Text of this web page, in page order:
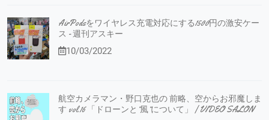
AirPodsをワイヤレス充電対応にする1500円の激安ケー
ス - 週刊アスキー
10/03/2022
航空カメラマン・野口克也の 前略、空からお邪魔しま
す vol.16 「ドローンと”風”について」 | VIDEO SALON